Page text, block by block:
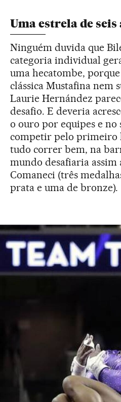
Uma estrela de seis
Ninguém duvida que
categoria individual
uma hecatombe,
clássica Mustafina nem
Laurie Hernández
desafio. E deveria
o ouro por equipes e no
competir pelo primeiro
tudo correr bem, na
mundo desafiaria assim
Comaneci (três
prata e uma de bronze).